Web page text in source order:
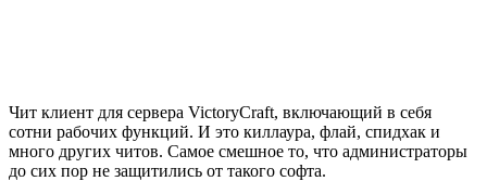
Чит клиент для сервера VictoryCraft, включающий в себя
сотни рабочих функций. И это киллаура, флай, спидхак и
много других читов. Самое смешное то, что администраторы
до сих пор не защитились от такого софта.